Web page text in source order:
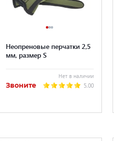
Неопреновые перчатки 2,5
мм, размер S
Нет в наличии
Звоните 5.00